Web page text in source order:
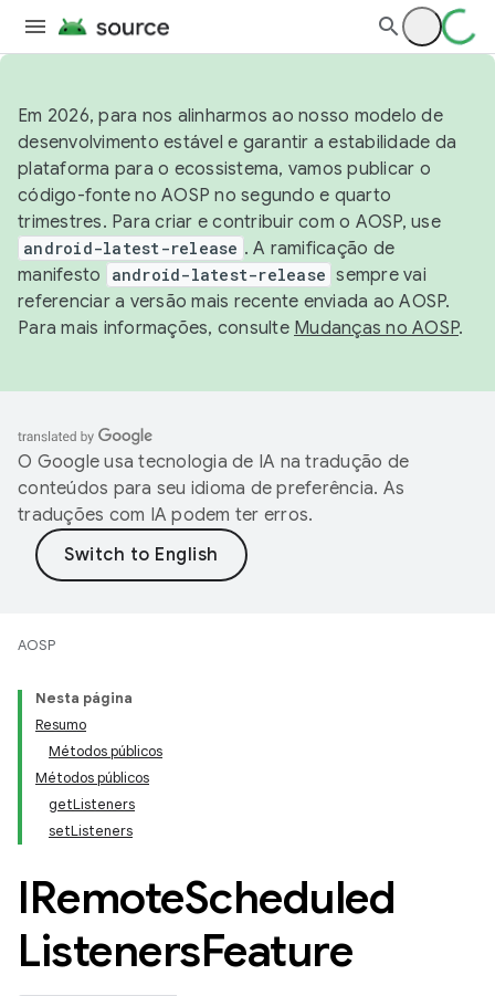
Em 2026, para nos alinharmos ao nosso modelo de
desenvolvimento estável e garantir a estabilidade da
plataforma para o ecossistema, vamos publicar o
código-fonte no AOSP no segundo e quarto
trimestres. Para criar e contribuir com o AOSP, use
android-latest-release . A ramificação de
manifesto
android-latest-release sempre vai
referenciar a versão mais recente enviada ao AOSP.
Para mais informações, consulte Mudanças no AOSP.
O Google usa tecnologia de IA na tradução de
conteúdos para seu idioma de preferência. As
traduções com IA podem ter erros.
AOSP
Nesta página
Resumo
Métodos públicos
Métodos públicos
getListeners
setListeners
IRemoteScheduled
ListenersFeature